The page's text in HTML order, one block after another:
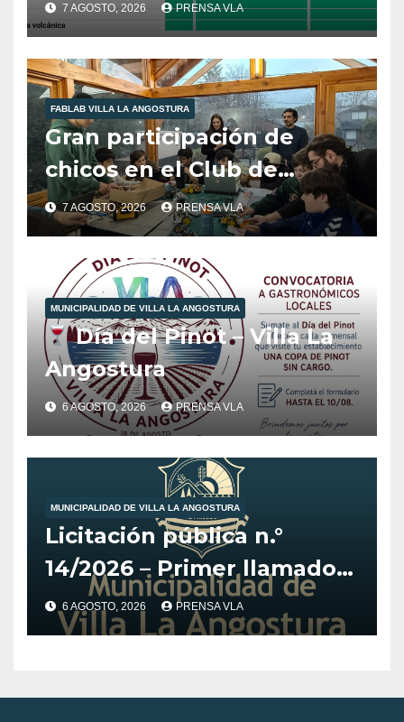
7 AGOSTO, 2026 PRENSA VLA
FABLAB VILLA LA ANGOSTURA
Gran participación de
chicos en el Club de
Robótica de FabLab
Angostura.
7 AGOSTO, 2026 PRENSA VLA
MUNICIPALIDAD DE VILLA LA ANGOSTURA
Día del Pinot – Villa La
Angostura
6 AGOSTO, 2026 PRENSA VLA
MUNICIPALIDAD DE VILLA LA ANGOSTURA
Licitación pública n.°
14/2026 – Primer llamado
para la adquisición de
vehículo adaptado para
6 AGOSTO, 2026 PRENSA VLA